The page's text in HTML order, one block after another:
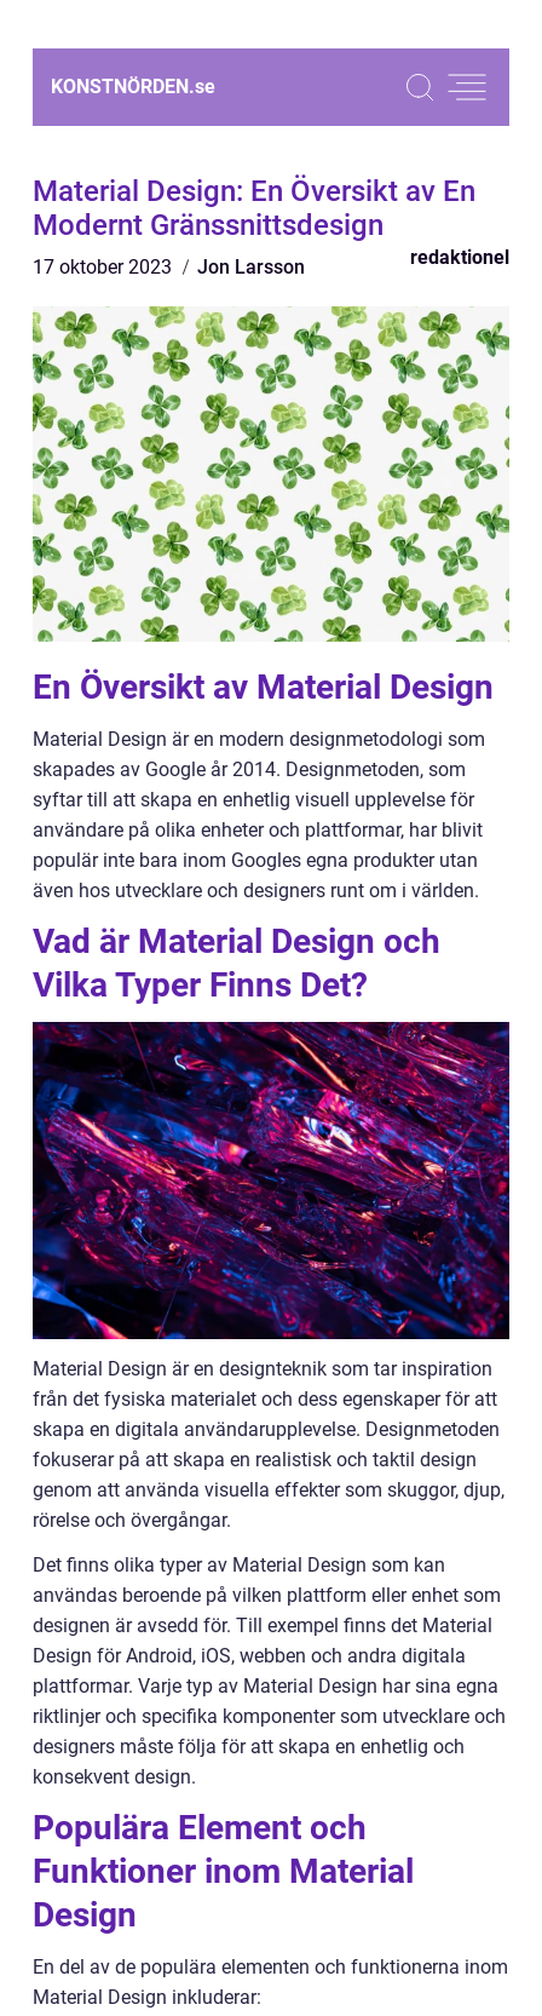
KONSTNÖRDEN.se
Material Design: En Översikt av En
Modernt Gränssnittsdesign
17 oktober 2023 Jon Larsson redaktionel
En Översikt av Material Design
Material Design är en modern designmetodologi som
skapades av Google år 2014. Designmetoden, som
syftar till att skapa en enhetlig visuell upplevelse för
användare på olika enheter och plattformar, har blivit
populär inte bara inom Googles egna produkter utan
även hos utvecklare och designers runt om i världen.
Vad är Material Design och
Vilka Typer Finns Det?
Material Design är en designteknik som tar inspiration
från det fysiska materialet och dess egenskaper för att
skapa en digitala användarupplevelse. Designmetoden
fokuserar på att skapa en realistisk och taktil design
genom att använda visuella effekter som skuggor, djup,
rörelse och övergångar.
Det finns olika typer av Material Design som kan
användas beroende på vilken plattform eller enhet som
designen är avsedd för. Till exempel finns det Material
Design för Android, iOS, webben och andra digitala
plattformar. Varje typ av Material Design har sina egna
riktlinjer och specifika komponenter som utvecklare och
designers måste följa för att skapa en enhetlig och
konsekvent design.
Populära Element och
Funktioner inom Material
Design
En del av de populära elementen och funktionerna inom
Material Design inkluderar: